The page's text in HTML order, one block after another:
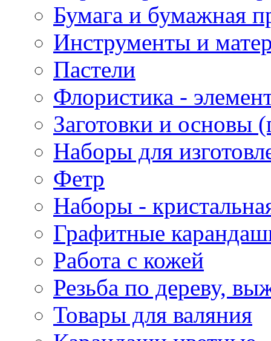
Бумага и бумажная
Инструменты и
Пастели
Флористика -
Заготовки и основы
Наборы для
Фетр
Наборы -
Графитные
Работа с кожей
Резьба по дереву,
Товары для валяния